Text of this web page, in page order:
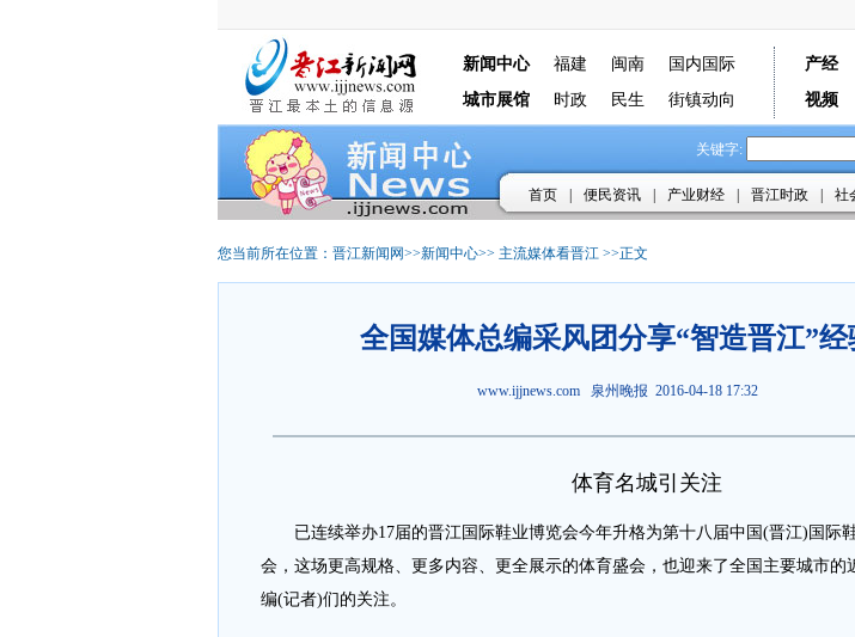
新闻中心 福建 闽南
国内国际
城市展馆
时政 民生 街镇动向
产经
视频
关键字:
首页 便民资讯 产业财经 晋江时政 社
您当前所在位置： 晋江新闻网>>新闻中心>> 主流媒体看晋江 >>正文
全国媒体总编采风团分享“智造晋江”经
www.ijjnews.com 泉州晚报 2016-04-18 17:32
体育名城引关注
已连续举办17届的晋江国际鞋业博览会今年升格为第十八届中国(晋江)国际
会，这场更高规格、更多内容、更全展示的体育盛会，也迎来了全国主要城市的
编(记者)们的关注。